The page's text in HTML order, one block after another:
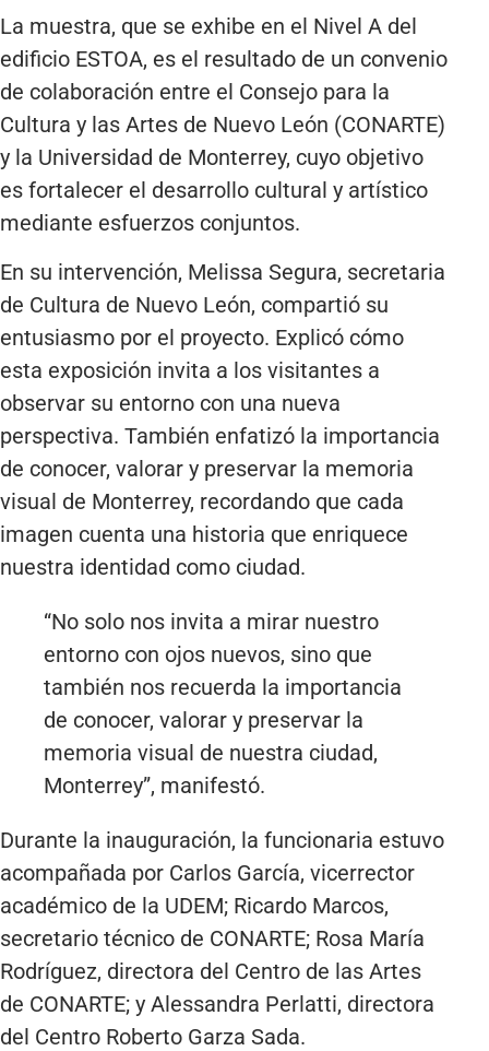
La muestra, que se exhibe en el Nivel A del
edificio ESTOA, es el resultado de un convenio
de colaboración entre el Consejo para la
Cultura y las Artes de Nuevo León (CONARTE)
y la Universidad de Monterrey, cuyo objetivo
es fortalecer el desarrollo cultural y artístico
mediante esfuerzos conjuntos.
En su intervención, Melissa Segura, secretaria
de Cultura de Nuevo León, compartió su
entusiasmo por el proyecto. Explicó cómo
esta exposición invita a los visitantes a
observar su entorno con una nueva
perspectiva. También enfatizó la importancia
de conocer, valorar y preservar la memoria
visual de Monterrey, recordando que cada
imagen cuenta una historia que enriquece
nuestra identidad como ciudad.
“No solo nos invita a mirar nuestro
entorno con ojos nuevos, sino que
también nos recuerda la importancia
de conocer, valorar y preservar la
memoria visual de nuestra ciudad,
Monterrey”, manifestó.
Durante la inauguración, la funcionaria estuvo
acompañada por Carlos García, vicerrector
académico de la UDEM; Ricardo Marcos,
secretario técnico de CONARTE; Rosa María
Rodríguez, directora del Centro de las Artes
de CONARTE; y Alessandra Perlatti, directora
del Centro Roberto Garza Sada.